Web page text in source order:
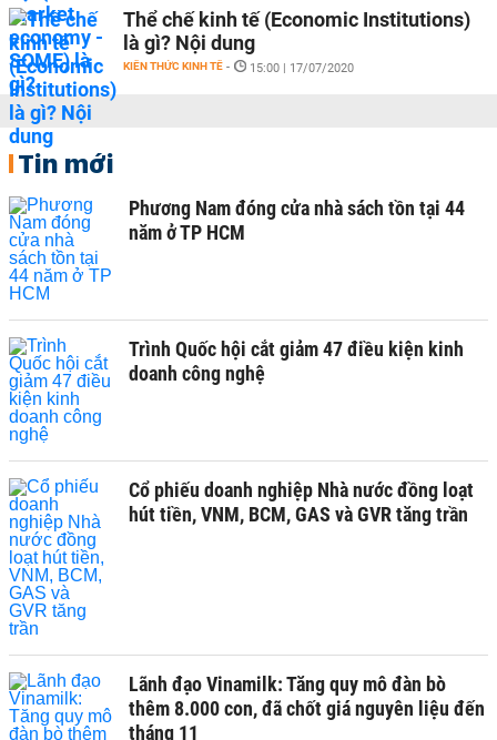
Thể chế kinh tế (Economic Institutions)
là gì? Nội dung
KIẾN THỨC KINH TẾ - 15:00 | 17/07/2020
Tin mới
Phương Nam đóng cửa nhà sách tồn tại 44
năm ở TP HCM
Trình Quốc hội cắt giảm 47 điều kiện kinh
doanh công nghệ
Cổ phiếu doanh nghiệp Nhà nước đồng loạt
hút tiền, VNM, BCM, GAS và GVR tăng trần
Lãnh đạo Vinamilk: Tăng quy mô đàn bò
thêm 8.000 con, đã chốt giá nguyên liệu đến
tháng 11